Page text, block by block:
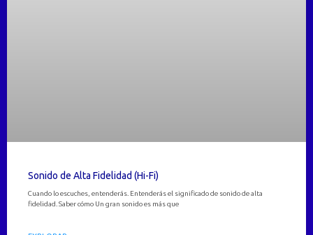
Sonido de Alta Fidelidad (Hi-Fi)
Cuando lo escuches, entenderás. Entenderás el significado de sonido de alta
fidelidad. Saber cómo Un gran sonido es más que